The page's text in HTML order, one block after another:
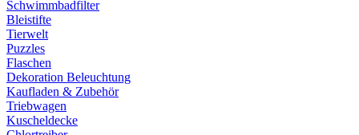
Schwimmbadfilter
Bleistifte
Tierwelt
Puzzles
Flaschen
Dekoration Beleuchtung
Kaufladen & Zubehör
Triebwagen
Kuscheldecke